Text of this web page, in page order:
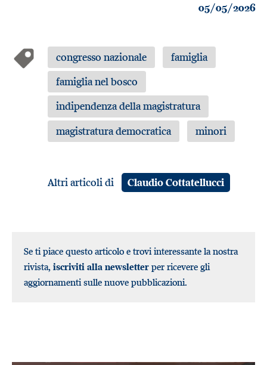
05/05/2026
congresso nazionale
famiglia
famiglia nel bosco
indipendenza della magistratura
magistratura democratica
minori
Altri articoli di Claudio Cottatellucci
Se ti piace questo articolo e trovi interessante la nostra
rivista, iscriviti alla newsletter per ricevere gli
aggiornamenti sulle nuove pubblicazioni.